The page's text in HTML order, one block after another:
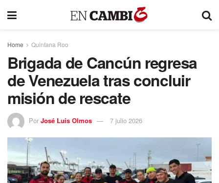
Home Quintana Roo
Brigada de Cancún regresa
de Venezuela tras concluir
misión de rescate
Por José Luis Olmos 7 julio 2026